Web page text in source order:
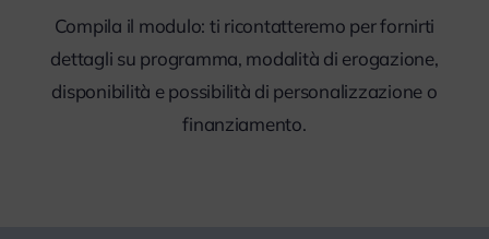
Compila il modulo: ti ricontatteremo per fornirti
dettagli su programma, modalità di erogazione,
disponibilità e possibilità di personalizzazione o
finanziamento.